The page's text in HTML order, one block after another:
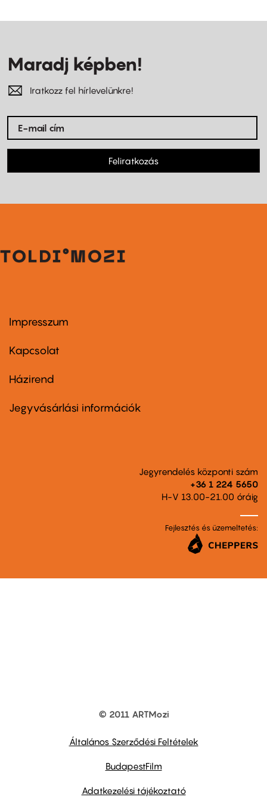
Maradj képben!
Iratkozz fel hírlevelünkre!
Feliratkozás
Footer
first
Impresszum
Kapcsolat
Footer
second
Házirend
Jegyvásárlási információk
Jegyrendelés központi szám
+36 1 224 5650
H-V 13.00-21.00 óráig
Fejlesztés és üzemeltetés:
© 2011 ARTMozi
Általános Szerződési Feltételek
BudapestFilm
Adatkezelési tájékoztató